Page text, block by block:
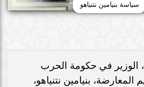
سياسة بنيامين نتنياهو
الوزير في حكومة الحرب
المعارضة، بنيامين نتنياهو،